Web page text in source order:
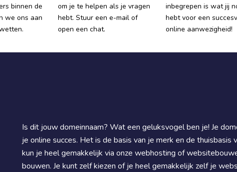
binnen de
we ons aan
om je te helpen als je vragen
hebt. Stuur een e-mail of
open een chat.
inbegrepen is wat jij
hebt voor een
online aanwezigheid!
Is dit jouw domeinnaam? Wat een geluksvogel ben je! Je
je online succes. Het is de basis van je merk en de thuisbasis
kun je heel gemakkelijk via onze webhosting of
bouwen. Je kunt zelf kiezen of je heel gemakkelijk zelf je